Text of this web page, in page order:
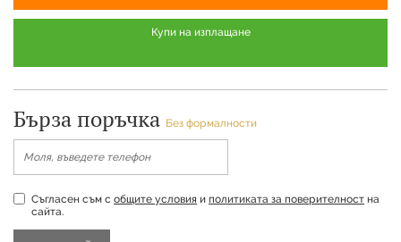
Купи на изплащане
Бърза поръчка Без формалности
Съгласен съм с общите условия и политиката за поверителност на
сайта.